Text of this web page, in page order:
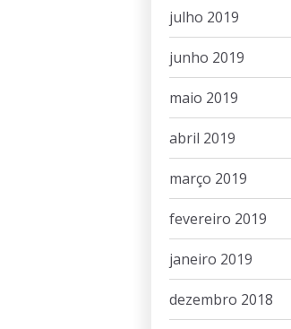
julho 2019
junho 2019
maio 2019
abril 2019
março 2019
fevereiro 2019
janeiro 2019
dezembro 2018